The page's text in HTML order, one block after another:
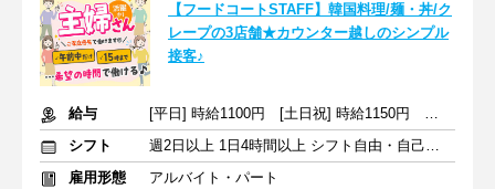
【フードコートSTAFF】韓国料理/麺・丼/ク
レープの3店舗★カウンター越しのシンプル
接客♪
給与
[平日] 時給1100円 [土日祝] 時給1150円 ＋交通費支給
シフト
週2日以上 1日4時間以上 シフト自由・自己申告
雇用形態
アルバイト・パート